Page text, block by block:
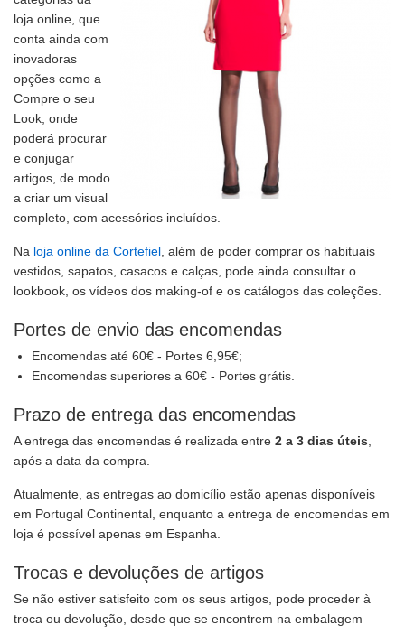
loja online, que
conta ainda com
inovadoras
opções como a
Compre o seu
Look, onde
poderá procurar
e conjugar
artigos, de modo
a criar um visual
completo, com acessórios incluídos.
Na loja online da Cortefiel , além de poder comprar os habituais
vestidos, sapatos, casacos e calças, pode ainda consultar o
lookbook, os vídeos dos making-of e os catálogos das coleções.
Portes de envio das encomendas
Encomendas até 60€ - Portes 6,95€;
Encomendas superiores a 60€ - Portes grátis.
Prazo de entrega das encomendas
A entrega das encomendas é realizada entre 2 a 3 dias úteis
após a data da compra.
Atualmente, as entregas ao domicílio estão apenas disponíveis
em Portugal Continental, enquanto a entrega de encomendas em
loja é possível apenas em Espanha.
Trocas e devoluções de artigos
Se não estiver satisfeito com os seus artigos, pode proceder à
troca ou devolução, desde que se encontrem na embalagem